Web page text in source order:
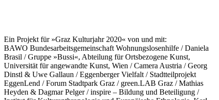
Ein Projekt für »Graz Kulturjahr 2020« von und mit:
BAWO Bundesarbeitsgemeinschaft Wohnungslosenhilfe / Daniela
Brasil / Gruppe »Bussi«, Abteilung für Ortsbezogene Kunst,
Universität für angewandte Kunst, Wien / Camera Austria / Georg
Dinstl & Uwe Gallaun / Eggenberger Vielfalt / Stadtteilprojekt
EggenLend / Forum Stadtpark Graz / green.LAB Graz / Mathias
Heyden & Dagmar Pelger / inspire – Bildung und Beteiligung /